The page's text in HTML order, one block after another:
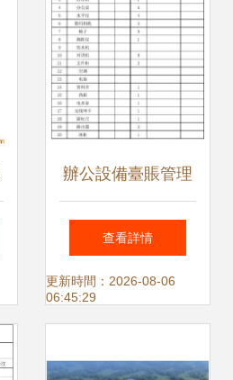
辦公設備臺賬管理
全面指南
查看詳情
更新時間：2026-08-06
06:45:29